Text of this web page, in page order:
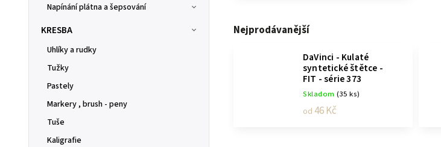
Napínání plátna a šepsování
KRESBA
Uhlíky a rudky
Tužky
Pastely
Markery , brush - peny
Tuše
Kaligrafie
Nejprodávanější
DaVinci - Kulaté
syntetické štětce -
FIT - série 373
Skladom (35 ks)
od 46 Kč